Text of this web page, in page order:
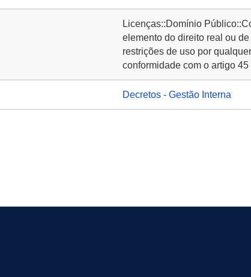
Licenças::Domínio
elemento do direito real ou
restrições de uso por
conformidade com o artigo
Decretos - Gestão Interna